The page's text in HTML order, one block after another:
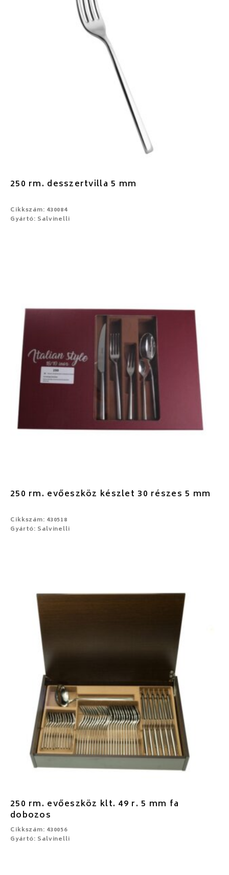
250 rm. desszertvilla 5 mm
Cikkszám: 430084
Gyártó: Salvinelli
250 rm. evőeszköz készlet 30 részes 5 mm
Cikkszám: 430518
Gyártó: Salvinelli
250 rm. evőeszköz klt. 49 r. 5 mm fa
dobozos
Cikkszám: 430056
Gyártó: Salvinelli